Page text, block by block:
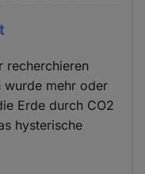
recherchieren
wurde mehr oder
Erde durch CO2
hysterische